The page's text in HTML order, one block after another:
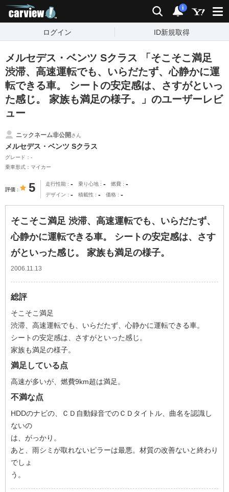
検索 通知
i
ログイン ID新規取得
メルセデス・ベンツ Sクラス 「そこそこ満足
渋滞、高速運転でも、いらだたず、心静かに運
転できる車。 シートの安定感は、さすがといっ
た感じ。 家族も満足の様子。」のユーザーレビ
ュー
ニックネーム非公開さん
メルセデス・ベンツ Sクラス
グレード：-
乗車形式：マイカー
評価 5 走行性能 - 乗り心地 - 燃費 -
デザイン - 積載性 - 価格 -
そこそこ満足 渋滞、高速運転でも、いらだたず、
心静かに運転できる車。 シートの安定感は、さす
がといった感じ。 家族も満足の様子。
2006.11.13
総評
そこそこ満足
渋滞、高速運転でも、いらだたず、心静かに運転できる車。
シートの安定感は、さすがといった感じ。
家族も満足の様子。
満足している点
高速が多いが、燃費9km超は満足。
不満な点
HDDのナビの、ＣＤ自動録音でのＣＤタイトル、曲名を認識し
ないの
は、がっかり。
あと、雨シミが取れないピラーは最悪。材質の改善ないと終わり
でしょ
う。